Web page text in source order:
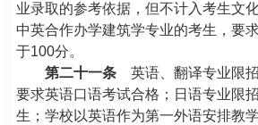
业录取的参考依据，但不计入考生文
中英合作办学建筑学专业的考生，要
于100分。
第二十一条 英语、翻译专业限
要求英语口语考试合格；日语专业限
生；学校以英语作为第一外语安排教学